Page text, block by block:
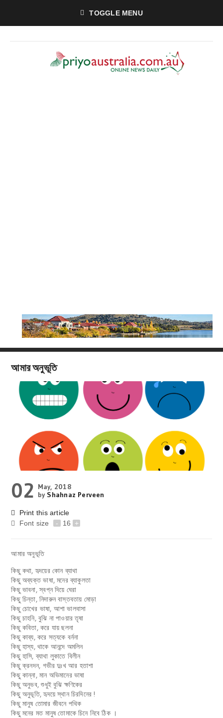
TOGGLE MENU
আমার অনুভূতি
02 May, 2018
by Shahnaz Perveen
Print this article
Font size
- 16 +
আমার অনুভূতি
কিছু কথা, হৃদয়ের কোন ব্যাথা
কিছু অব্যক্ত ভাষা, মনের ব্যাকুলতা
কিছু ভাবনা, স্বপ্ন দিয়ে ঘেরা
কিছু চিন্তা, নিদারুন বাস্তবতায় মোড়া
কিছু চোখের ভাষা, আশা ভালবাসা
কিছু চাহনি, বুঝি না পাওয়ার তৃষা
কিছু কবিতা, করে যায় ছলনা
কিছু কাব্য, করে সত্যকে বর্ননা
কিছু হাস্য, থাকে আনন্দে অমলিন
কিছু হাসি, ব্যাথা লুকাতে বিলীন
কিছু ক্রনদন, গভীর দুঃখ আর হতাশা
কিছু কান্না, মান অভিমানের ভাষা
কিছু অনুভব, শুধুই বুঝি ক্ষণিকের
কিছু অনুভূতি, হৃদয়ে স্থান চিরদিনের !
কিছু মানুষ তোমার জীবনে পথিক
কিছু মনের মত মানুষ তোমাকে চিনে নিবে ঠিক ।